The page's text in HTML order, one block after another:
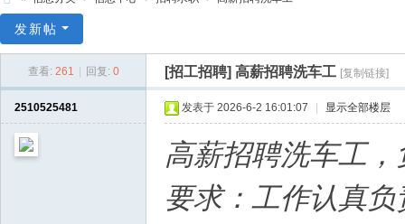
林
发新帖
查看: 261 回复: 0 [招工招聘] 高薪招聘洗车工 [复制链接]
2510525481 发表于 2026-6-2 16:01:07 显示全部楼层
高薪招聘洗车工
要求：工作认真